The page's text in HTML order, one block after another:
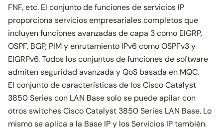
FNF, etc. El conjunto de funciones de servicios IP
proporciona servicios empresariales completos que
incluyen funciones avanzadas de capa 3 como EIGRP,
OSPF, BGP, PIM y enrutamiento IPv6 como OSPFv3 y
EIGRPv6. Todos los conjuntos de funciones de software
admiten seguridad avanzada y QoS basada en MQC.
El conjunto de características de los Cisco Catalyst
3850 Series con LAN Base solo se puede apilar con
otros switches Cisco Catalyst 3850 Series LAN Base. Lo
mismo se aplica a la Base IP y los Servicios IP también.